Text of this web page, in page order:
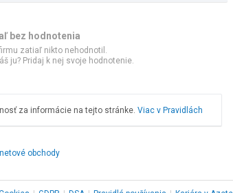
bez hodnotenia
zatiaľ nikto nehodnotil.
ju? Pridaj k nej svoje hodnotenie.
za informácie na tejto stránke. Viac v Pravidlách
obchody